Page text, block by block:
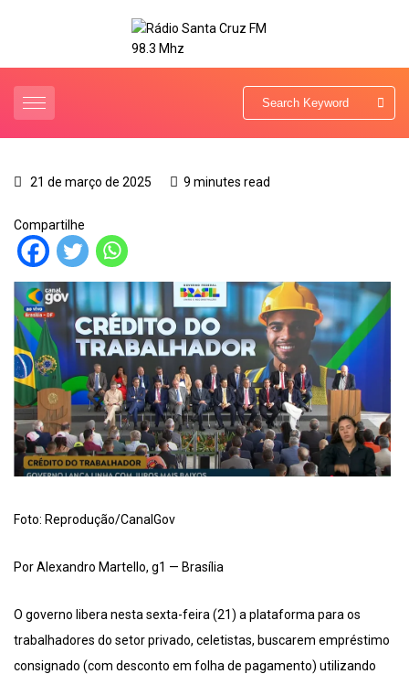
21 de março de 2025 9 minutes read
Compartilhe
Foto: Reprodução/CanalGov
Por Alexandro Martello, g1 — Brasília
O governo libera nesta sexta-feira (21) a plataforma para os
trabalhadores do setor privado, celetistas, buscarem empréstimo
consignado (com desconto em folha de pagamento) utilizando